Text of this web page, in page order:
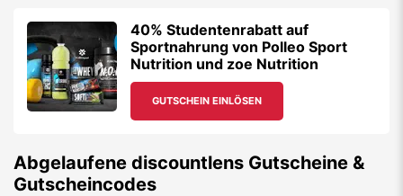
40% Studentenrabatt auf
Sportnahrung von Polleo Sport
Nutrition und zoe Nutrition
GUTSCHEIN EINLÖSEN
Abgelaufene discountlens Gutscheine &
Gutscheincodes